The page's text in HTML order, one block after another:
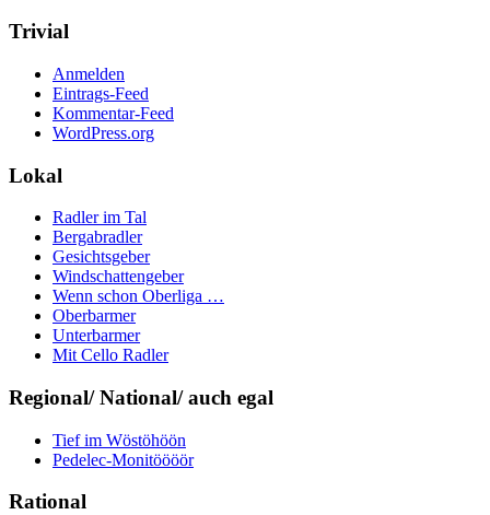
Trivial
Anmelden
Eintrags-Feed
Kommentar-Feed
WordPress.org
Lokal
Radler im Tal
Bergabradler
Gesichtsgeber
Windschattengeber
Wenn schon Oberliga …
Oberbarmer
Unterbarmer
Mit Cello Radler
Regional/ National/ auch egal
Tief im Wöstöhöön
Pedelec-Monitöööör
Rational